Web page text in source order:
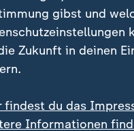
Oana
Das
habe Bukarest
gibst und
Zukunft in deinen
findest du das
Informationen